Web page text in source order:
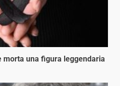
morta una figura leggendaria